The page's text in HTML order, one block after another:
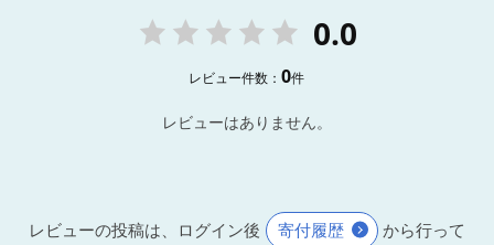
0.0
レビュー件数：0件
レビューはありません。
レビューの投稿は、ログイン後 寄付履歴
から行って